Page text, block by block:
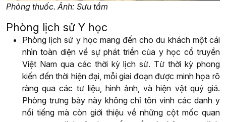
Phòng thuốc. Ảnh: Sưu tầm
Phòng lịch sử Y học
Phòng lịch sử y học mang đến cho du khách một cái
nhìn toàn diện về sự phát triển của y học cổ truyền
Việt Nam qua các thời kỳ lịch sử. Từ thời kỳ phong
kiến đến thời hiện đại, mỗi giai đoạn được minh họa rõ
ràng qua các tư liệu, hình ảnh, và hiện vật quý giá.
Phòng trưng bày này không chỉ tôn vinh các danh y
nổi tiếng mà còn giới thiệu về những cột mốc quan